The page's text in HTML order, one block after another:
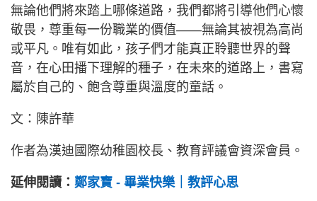
無論他們將來踏上哪條道路，我們都將引導他們心懷
敬畏，尊重每一份職業的價值——無論其被視為高尚
或平凡。唯有如此，孩子們才能真正聆聽世界的聲
音，在心田播下理解的種子，在未來的道路上，書寫
屬於自己的、飽含尊重與溫度的童話。
文：陳許華
作者為漢迪國際幼稚園校長、教育評議會資深會員。
延伸閱讀： 鄭家寶 - 畢業快樂｜教評心思